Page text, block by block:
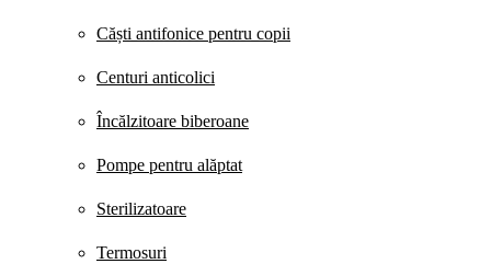
Căști antifonice pentru copii
Centuri anticolici
Încălzitoare biberoane
Pompe pentru alăptat
Sterilizatoare
Termosuri